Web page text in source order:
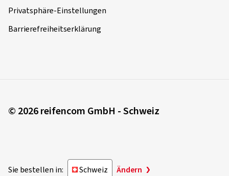
Privatsphäre-Einstellungen
Barrierefreiheitserklärung
© 2026 reifencom GmbH - Schweiz
Sie bestellen in: Schweiz Ändern